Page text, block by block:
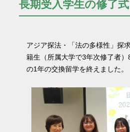
長期受入学生の修了
アジア探法・「法の多様性」探
籍生（所属大学で3年次修了者
の1年の交換留学を終えました。